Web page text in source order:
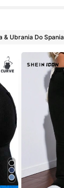
& Ubrania Do Spania